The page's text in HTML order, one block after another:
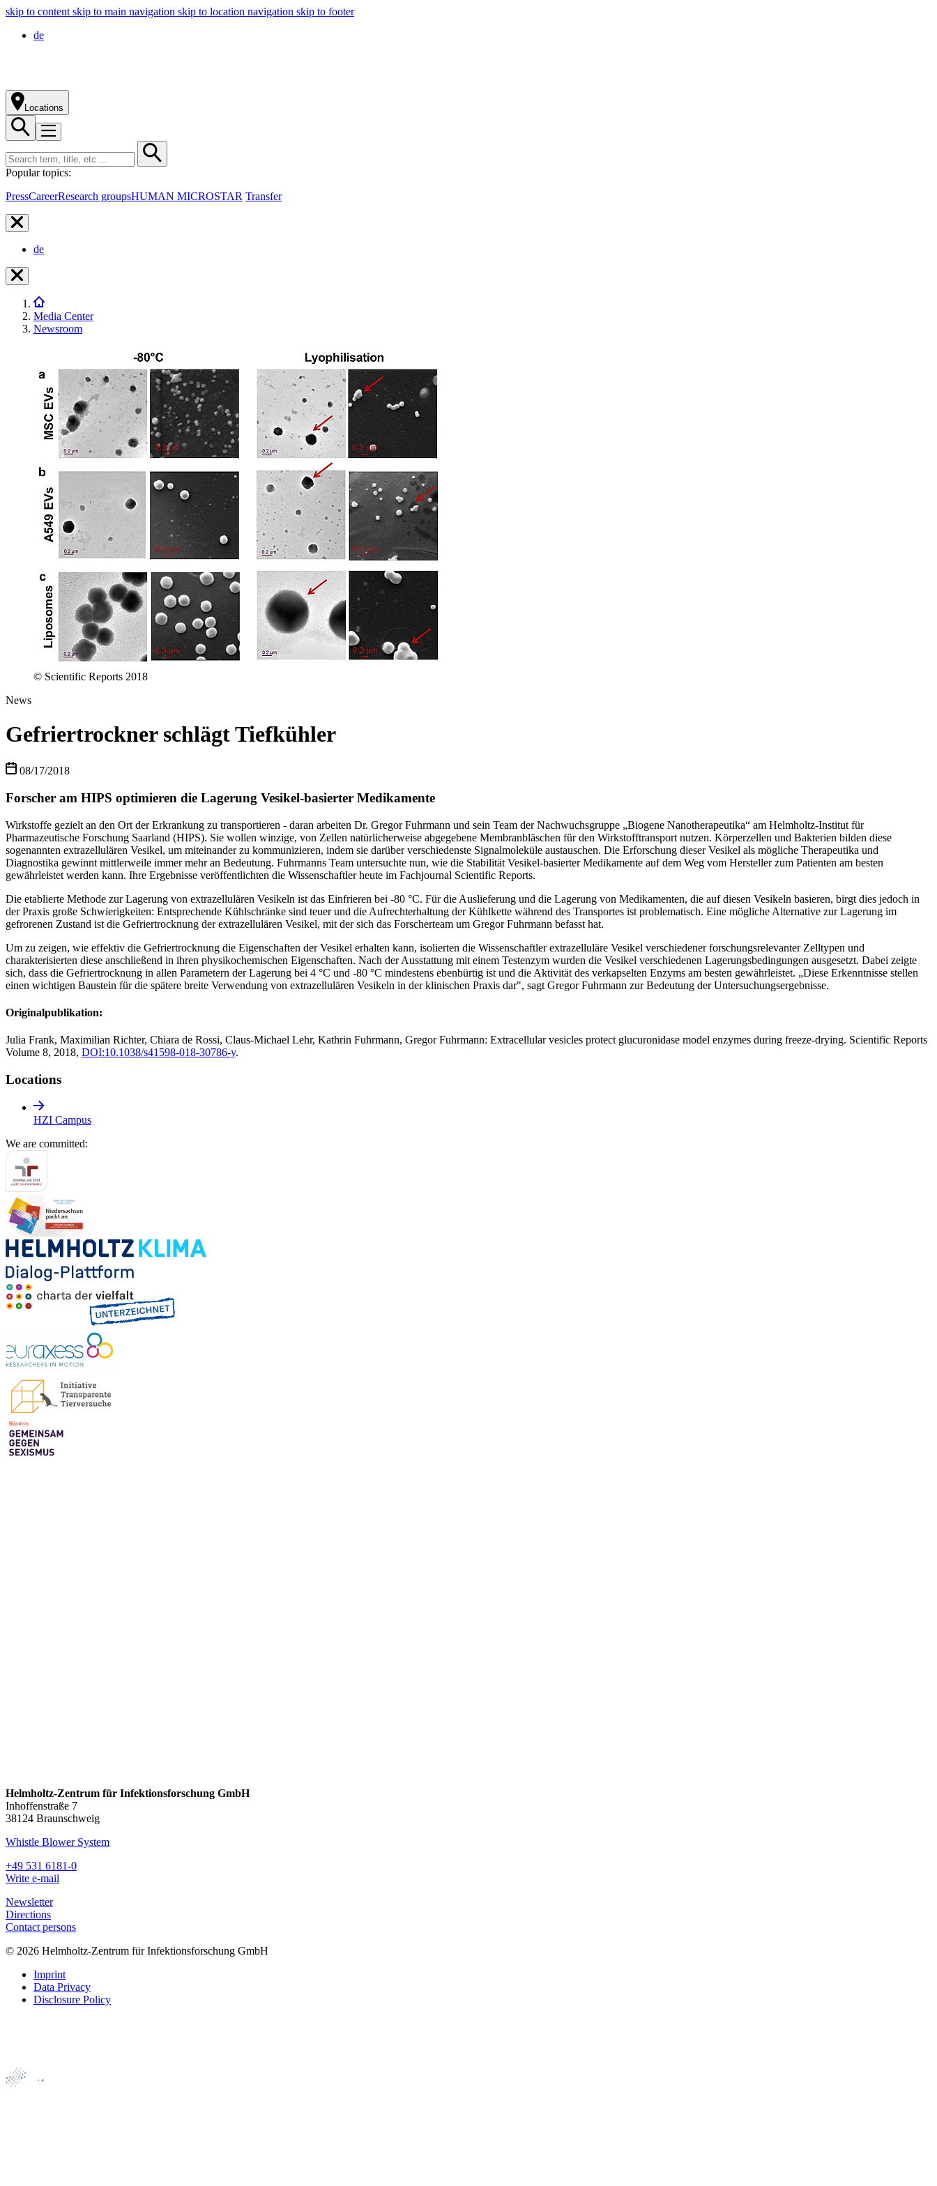
skip to content skip to main navigation skip to location navigation skip to footer
de
Locations
Popular topics:
PressCareerResearch groupsHUMAN MICROSTAR Transfer
de
Media Center
Newsroom
© Scientific Reports 2018
News
Gefriertrockner schlägt Tiefkühler
08/17/2018
Forscher am HIPS optimieren die Lagerung Vesikel-basierter Medikamente
Wirkstoffe gezielt an den Ort der Erkrankung zu transportieren - daran arbeiten Dr. Gregor Fuhrmann und sein Team der Nachwuchsgruppe „Biogene Nanotherapeutika“ am Helmholtz-Institut für
Pharmazeutische Forschung Saarland (HIPS). Sie wollen winzige, von Zellen natürlicherweise abgegebene Membranbläschen für den Wirkstofftransport nutzen. Körperzellen und Bakterien bilden diese
sogenannten extrazellulären Vesikel, um miteinander zu kommunizieren, indem sie darüber verschiedenste Signalmoleküle austauschen. Die Erforschung dieser Vesikel als mögliche Therapeutika und
Diagnostika gewinnt mittlerweile immer mehr an Bedeutung. Fuhrmanns Team untersuchte nun, wie die Stabilität Vesikel-basierter Medikamente auf dem Weg vom Hersteller zum Patienten am besten
gewährleistet werden kann. Ihre Ergebnisse veröffentlichten die Wissenschaftler heute im Fachjournal Scientific Reports.
Die etablierte Methode zur Lagerung von extrazellulären Vesikeln ist das Einfrieren bei -80 °C. Für die Auslieferung und die Lagerung von Medikamenten, die auf diesen Vesikeln basieren, birgt dies jedoch in
der Praxis große Schwierigkeiten: Entsprechende Kühlschränke sind teuer und die Aufrechterhaltung der Kühlkette während des Transportes ist problematisch. Eine mögliche Alternative zur Lagerung im
gefrorenen Zustand ist die Gefriertrocknung der extrazellulären Vesikel, mit der sich das Forscherteam um Gregor Fuhrmann befasst hat.
Um zu zeigen, wie effektiv die Gefriertrocknung die Eigenschaften der Vesikel erhalten kann, isolierten die Wissenschaftler extrazelluläre Vesikel verschiedener forschungsrelevanter Zelltypen und
charakterisierten diese anschließend in ihren physikochemischen Eigenschaften. Nach der Ausstattung mit einem Testenzym wurden die Vesikel verschiedenen Lagerungsbedingungen ausgesetzt. Dabei zeigte
sich, dass die Gefriertrocknung in allen Parametern der Lagerung bei 4 °C und -80 °C mindestens ebenbürtig ist und die Aktivität des verkapselten Enzyms am besten gewährleistet. „Diese Erkenntnisse stellen
einen wichtigen Baustein für die spätere breite Verwendung von extrazellulären Vesikeln in der klinischen Praxis dar", sagt Gregor Fuhrmann zur Bedeutung der Untersuchungsergebnisse.
Originalpublikation:
Julia Frank, Maximilian Richter, Chiara de Rossi, Claus-Michael Lehr, Kathrin Fuhrmann, Gregor Fuhrmann: Extracellular vesicles protect glucuronidase model enzymes during freeze-drying. Scientific Reports
Volume 8, 2018, DOI:10.1038/s41598-018-30786-y.
Locations
HZI Campus
We are committed:
Helmholtz-Zentrum für Infektionsforschung GmbH
Inhoffenstraße 7
38124 Braunschweig
Whistle Blower System
+49 531 6181-0
Write e-mail
Newsletter
Directions
Contact persons
© 2026 Helmholtz-Zentrum für Infektionsforschung GmbH
Imprint
Data Privacy
Disclosure Policy